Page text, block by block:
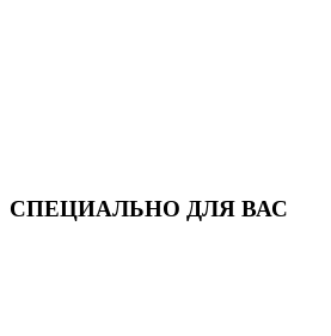
СПЕЦИАЛЬНО ДЛЯ ВАС